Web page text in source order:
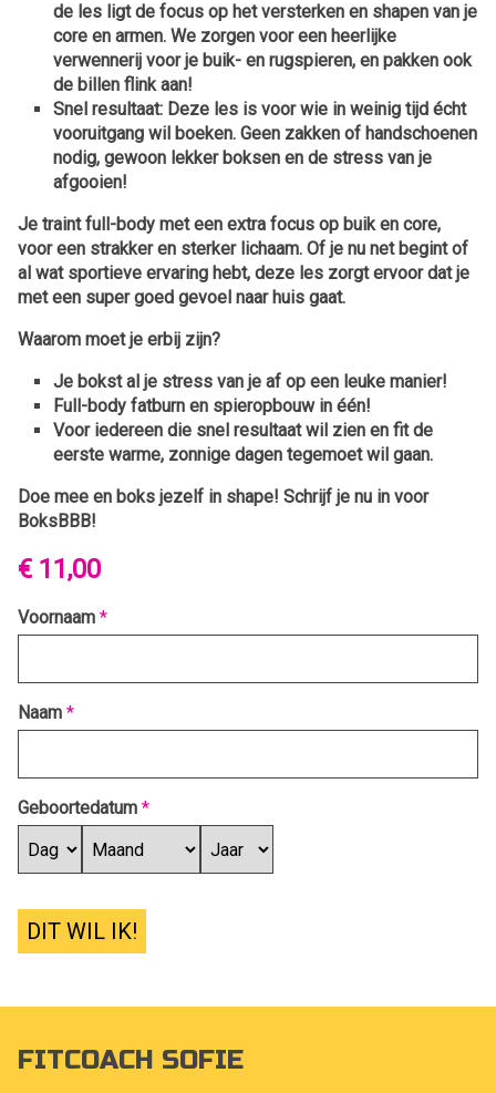
de les ligt de focus op het versterken en shapen van je
core en armen. We zorgen voor een heerlijke
verwennerij voor je buik- en rugspieren, en pakken ook
de billen flink aan!
Snel resultaat: Deze les is voor wie in weinig tijd écht
vooruitgang wil boeken. Geen zakken of handschoenen
nodig, gewoon lekker boksen en de stress van je
afgooien!
Je traint full-body met een extra focus op buik en core,
voor een strakker en sterker lichaam. Of je nu net begint of
al wat sportieve ervaring hebt, deze les zorgt ervoor dat je
met een super goed gevoel naar huis gaat.
Waarom moet je erbij zijn?
Je bokst al je stress van je af op een leuke manier!
Full-body fatburn en spieropbouw in één!
Voor iedereen die snel resultaat wil zien en fit de
eerste warme, zonnige dagen tegemoet wil gaan.
Doe mee en boks jezelf in shape! Schrijf je nu in voor
BoksBBB!
€ 11,00
Voornaam *
Naam *
Geboortedatum *
DIT WIL IK!
FITCOACH SOFIE